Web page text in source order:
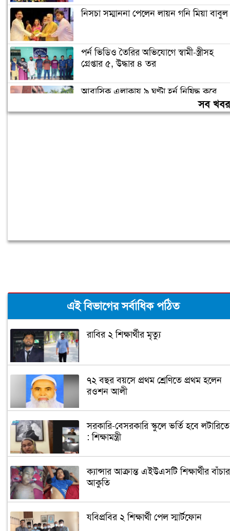
নিসচা সম্মাননা পেলেন লায়ন গনি মিয়া বাবুল
পর্ন ভিডিও তৈরির অভিযোগে স্বামী-স্ত্রীসহ
গ্রেপ্তার ৫, উদ্ধার ৪ তর
আবাসিক এলাকায় ৯ ঘণ্টা হর্ন নিষিদ্ধ করে
সব
এই বিভাগের সর্বাধিক পঠিত
রাবির ২ শিক্ষার্থীর মৃত্যু
৭২ বছর বয়সে প্রথম শ্রেণিতে প্রথম হলেন
রওশন আলী
সরকারি-বেসরকারি স্কুলে ভর্তি হবে লটারিতে
: শিক্ষামন্ত্রী
ক্যান্সার আক্রান্ত এইউএসটি শিক্ষার্থীর বাঁচার
আকুতি
যবিপ্রবির ২ শিক্ষার্থী পেল স্মার্টফোন